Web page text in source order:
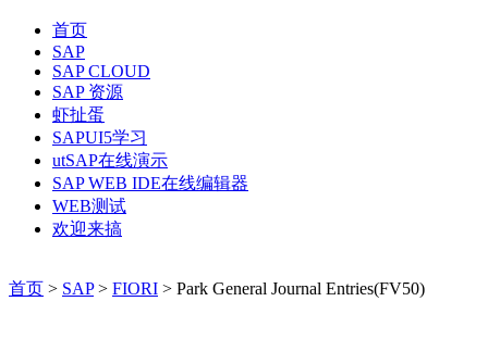
首页
SAP
SAP CLOUD
SAP 资源
虾扯蛋
SAPUI5学习
utSAP在线演示
SAP WEB IDE在线编辑器
WEB测试
欢迎来搞
首页 > SAP> FIORI > Park General Journal Entries(FV50)